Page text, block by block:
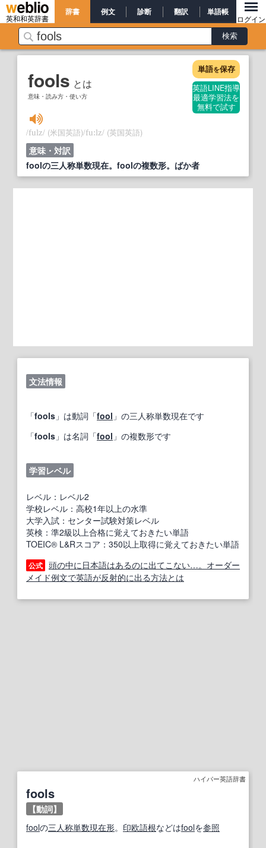
英和和英辞書
辞書 例文 診断 翻訳 単語帳
ログイン
fools とは
意味・読み方・使い方
単語を保存
英語LINE指導
最適学習法を
無料で試す
/fulz/ (米国英語)/fu:lz/ (英国英語)
意味・対訳
foolの三人称単数現在。foolの複数形。ばか者
文法情報
「fools 」は動詞「fool 」の三人称単数現在です
「fools 」は名詞「fool 」の複数形です
学習レベル
レベル：レベル2
学校レベル：高校1年以上の水準
大学入試：センター試験対策レベル
英検：準2級以上合格に覚えておきたい単語
TOEIC® L&Rスコア：350以上取得に覚えておきたい単語
公式 頭の中に日本語はあるのに出てこない…。オーダー
メイド例文で英語が反射的に出る方法とは
ハイパー英語辞書
fools
【動詞】
foolの三人称単数現在形。 印欧語根などはfoolを参照